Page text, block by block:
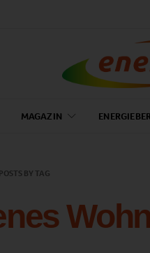
MAGAZIN
POSTS BY TAG